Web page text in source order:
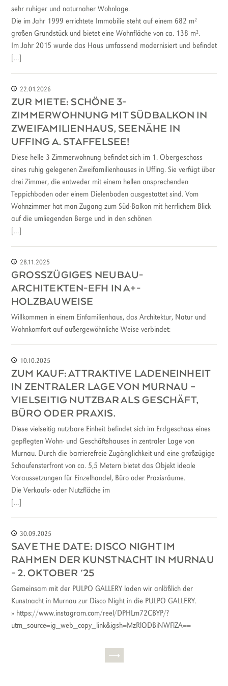
sehr ruhiger und naturnaher Wohnlage.
Die im Jahr 1999 errichtete Immobilie steht auf einem 682 m²
großen Grundstück und bietet eine Wohnfläche von ca. 138 m².
Im Jahr 2015 wurde das Haus umfassend modernisiert und befindet
[…]
22.01.2026
ZUR MIETE: SCHÖNE 3-
ZIMMERWOHNUNG MIT SÜDBALKON IN
ZWEIFAMILIENHAUS, SEENÄHE IN
UFFING A. STAFFELSEE!
Diese helle 3 Zimmerwohnung befindet sich im 1. Obergeschoss
eines ruhig gelegenen Zweifamilienhauses in Uffing. Sie verfügt über
drei Zimmer, die entweder mit einem hellen ansprechenden
Teppichboden oder einem Dielenboden ausgestattet sind. Vom
Wohnzimmer hat man Zugang zum Süd-Balkon mit herrlichem Blick
auf die umliegenden Berge und in den schönen
[…]
28.11.2025
GROSSZÜGIGES NEUBAU-A
RCHITEKTEN-EFH IN A+-H
OLZBAUWEISE
Willkommen in einem Einfamilienhaus, das Architektur, Natur und
Wohnkomfort auf außergewöhnliche Weise verbindet:
10.10.2025
ZUM KAUF: ATTRAKTIVE LADENEINHEIT
IN ZENTRALER LAGE VON MURNAU –
VIELSEITIG NUTZBAR ALS GESCHÄFT,
BÜRO ODER PRAXIS.
Diese vielseitig nutzbare Einheit befindet sich im Erdgeschoss eines
gepflegten Wohn- und Geschäftshauses in zentraler Lage von
Murnau. Durch die barrierefreie Zugänglichkeit und eine großzügige
Schaufensterfront von ca. 5,5 Metern bietet das Objekt ideale
Voraussetzungen für Einzelhandel, Büro oder Praxisräume.
Die Verkaufs- oder Nutzfläche im
[…]
30.09.2025
SAVE THE DATE: DISCO NIGHT IM
RAHMEN DER KUNSTNACHT IN MURNAU
- 2. OKTOBER ´25
Gemeinsam mit der PULPO GALLERY laden wir anläßlich der
Kunstnacht in Murnau zur Disco Night in die PULPO GALLERY.
» https://www.instagram.com/reel/DPHLm72CBYP/?
utm_source=ig_web_copy_link&igsh=MzRlODBiNWFlZA==
Nächste
⟶